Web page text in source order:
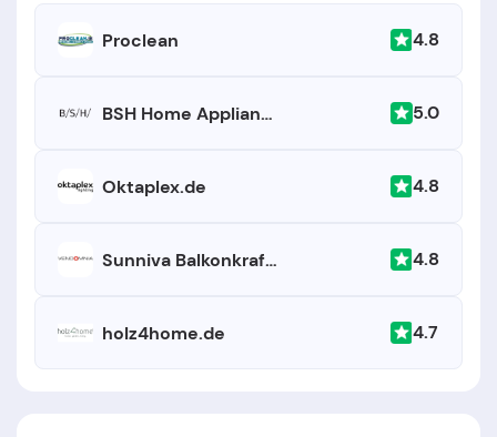
Proclean 4.8
BSH Home Appliances 5.0
Oktaplex.de 4.8
Sunniva Balkonkraftwerk 4.8
holz4home.de 4.7